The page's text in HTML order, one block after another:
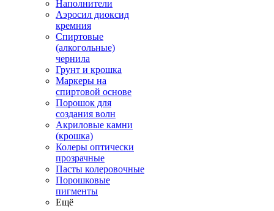
Наполнители
Аэросил диоксид
кремния
Спиртовые
(алкогольные)
чернила
Грунт и крошка
Маркеры на
спиртовой основе
Порошок для
создания волн
Акриловые камни
(крошка)
Колеры оптически
прозрачные
Пасты колеровочные
Порошковые
пигменты
Ещё